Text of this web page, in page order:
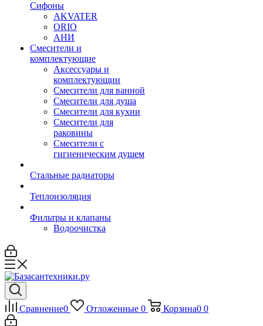
Сифоны
AKVATER
ORIO
АНИ
Смесители и
комплектующие
Аксессуары и
комплектующии
Смесители для ванной
Смесители для душа
Смесители для кухни
Смесители для
раковины
Смесители с
гигиеническим душем
Стальные радиаторы
Теплоизоляция
Фильтры и клапаны
Водоочистка
Сравнение0 Отложенные 0 Корзина0 0